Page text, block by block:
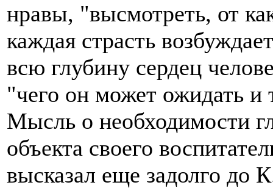
нравы, "высмотреть, от
каждая страсть
всю глубину сердец
"чего он может ожидать и
Мысль о необходимости
объекта своего
высказал еще задолго до